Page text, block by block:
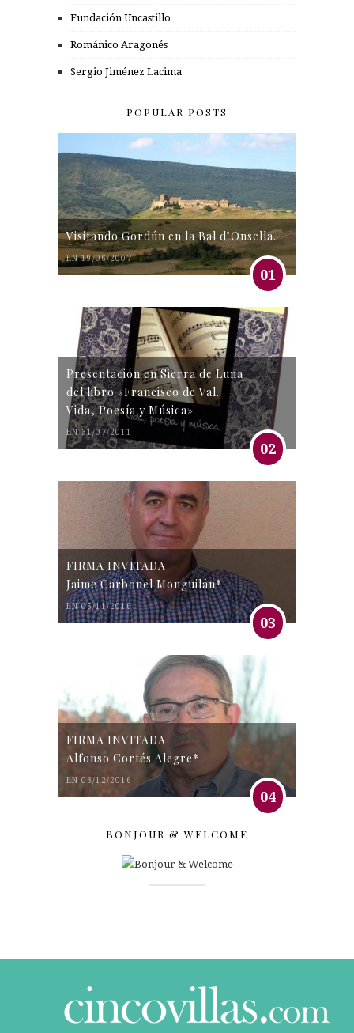
Fundación Uncastillo
Románico Aragonés
Sergio Jiménez Lacima
POPULAR POSTS
Visitando Gordún en la Bal d’Onsella.
EN 19/06/2007
01
Presentación en Sierra de Luna
del libro «Francisco de Val.
Vida, Poesía y Música»
EN 31/07/2011
02
FIRMA INVITADA
Jaime Carbonel Monguilán*
EN 05/11/2016
03
FIRMA INVITADA
Alfonso Cortés Alegre*
EN 03/12/2016
04
BONJOUR & WELCOME